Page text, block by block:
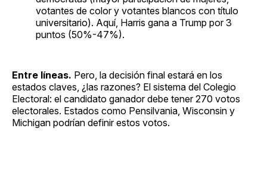
votantes de color y votantes blancos con título
universitario). Aquí, Harris gana a Trump por 3
puntos (50%-47%).
Entre líneas. Pero, la decisión final estará en los
estados claves, ¿las razones? El sistema del Colegio
Electoral: el candidato ganador debe tener 270 votos
electorales. Estados como Pensilvania, Wisconsin y
Michigan podrían definir estos votos.